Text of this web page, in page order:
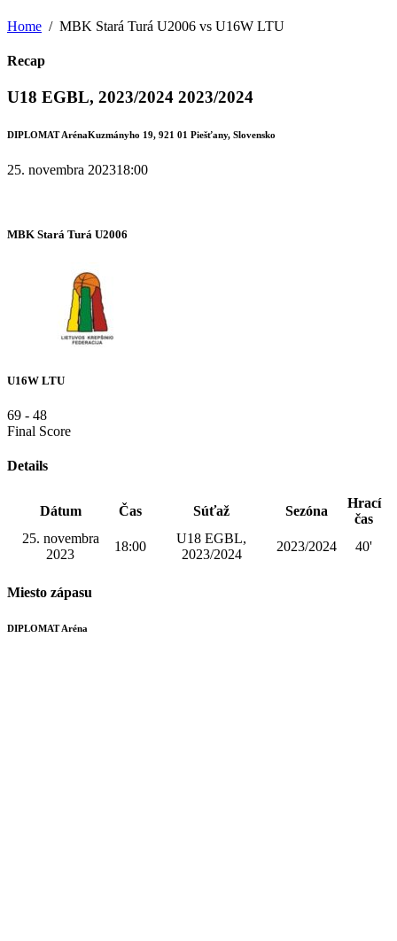
Home MBK Stará Turá U2006 vs U16W LTU
Recap
U18 EGBL, 2023/2024 2023/2024
DIPLOMAT ArénaKuzmányho 19, 921 01 Piešťany, Slovensko
25. novembra 202318:00
MBK Stará Turá U2006
U16W LTU
69 - 48
Final Score
Details
Dátum Čas Súťaž Sezóna
Hrací
čas
25. novembra
2023
18:00
U18 EGBL,
2023/2024
2023/2024 40'
Miesto zápasu
DIPLOMAT Aréna